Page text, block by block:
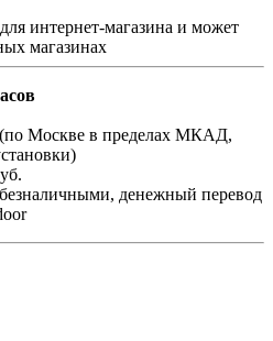
интернет-магазина и может
магазинах
(по Москве в пределах МКАД,
денежный перевод